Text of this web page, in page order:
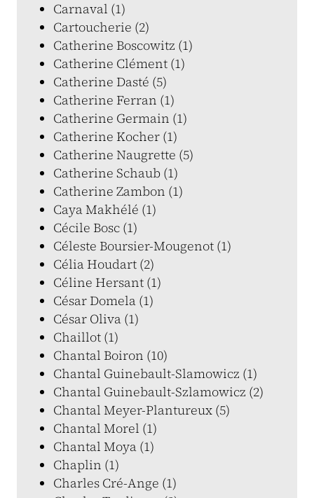
Carnaval (1)
Cartoucherie (2)
Catherine Boscowitz (1)
Catherine Clément (1)
Catherine Dasté (5)
Catherine Ferran (1)
Catherine Germain (1)
Catherine Kocher (1)
Catherine Naugrette (5)
Catherine Schaub (1)
Catherine Zambon (1)
Caya Makhélé (1)
Cécile Bosc (1)
Céleste Boursier-Mougenot (1)
Célia Houdart (2)
Céline Hersant (1)
César Domela (1)
César Oliva (1)
Chaillot (1)
Chantal Boiron (10)
Chantal Guinebault-Slamowicz (1)
Chantal Guinebault-Szlamowicz (2)
Chantal Meyer-Plantureux (5)
Chantal Morel (1)
Chantal Moya (1)
Chaplin (1)
Charles Cré-Ange (1)